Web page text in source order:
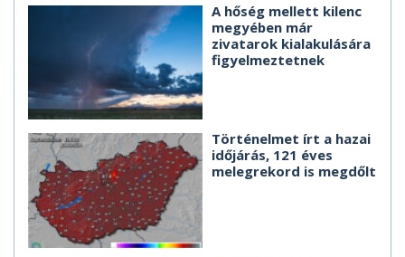
A hőség mellett kilenc
megyében már
zivatarok kialakulására
figyelmeztetnek
Történelmet írt a hazai
időjárás, 121 éves
melegrekord is megdőlt